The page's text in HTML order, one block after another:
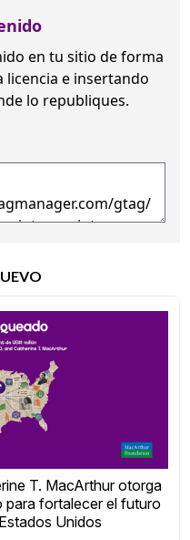
en tu sitio de forma
licencia e insertando
lo republiques.
T. MacArthur otorga
para fortalecer el futuro
Unidos